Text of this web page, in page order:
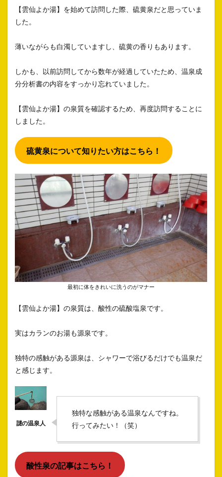
【雲仙よか湯】を始めて訪問した際、硫黄泉だと思っていま
した。
薄いながらも白濁していますし、硫黄の香りもあります。
しかも、以前訪問してから数年が経過していたため、温泉成
分分析書の内容をすっかり忘れていました。
【雲仙よか湯】の泉質を確認するため、再度訪問することに
しました。
硫黄泉について知りたい方はこちら！
最初に体をきれいに洗うのがマナー
【雲仙よか湯】の泉質は、酸性の硫酸塩泉です。
実はカランのお湯も源泉です。
独特の感触がある源泉は、シャワーで浴びるだけでも温泉だ
と感じます。
独特な感触がある温泉なんですね。
行ってみたい！（笑）
酸性泉の記事はこちら！